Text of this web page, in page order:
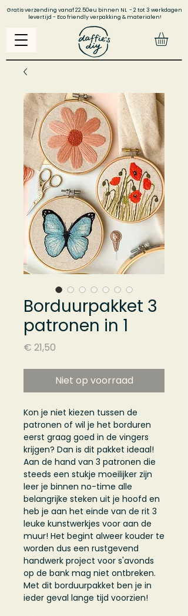
Gratis verzending vanaf 22.50eu binnen NL - 2 tot 3 werkdagen
levertijd - Eco friendly verpakking & materialen!
Borduurpakket 3
patronen in 1
€ 21,50
Niet op voorraad
Kon je niet kiezen tussen de
patronen of wil je het borduren
eerst graag goed in de vingers
krijgen? Dan is dit pakket ideaal!
Aan de hand van 3 patronen die
steeds een stukje moeilijker zijn
leer je binnen no-time alle
belangrijke steken uit je hoofd en
heb je aan het einde van de rit 3
leuke kunstwerkjes voor aan de
muur! Het begint alweer kouder te
worden dus een rustgevend
handwerk project voor s'avonds
op de bank mag niet ontbreken.
Met dit borduurpakket ben je in
ieder geval lange tijd voorzien!